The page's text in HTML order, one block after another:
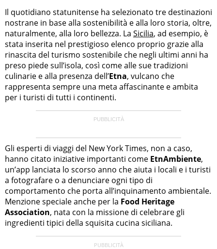
Il quotidiano statunitense ha selezionato tre destinazioni
nostrane in base alla sostenibilità e alla loro storia, oltre,
naturalmente, alla loro bellezza. La Sicilia, ad esempio, è
stata inserita nel prestigioso elenco proprio grazie alla
rinascita del turismo sostenibile che negli ultimi anni ha
preso piede sull’isola, così come alle sue tradizioni
culinarie e alla presenza dell’Etna, vulcano che
rappresenta sempre una meta affascinante e ambita
per i turisti di tutti i continenti.
Gli esperti di viaggi del New York Times, non a caso,
hanno citato iniziative importanti come EtnAmbiente,
un’app lanciata lo scorso anno che aiuta i locali e i turisti
a fotografare o a denunciare ogni tipo di
comportamento che porta all’inquinamento ambientale.
Menzione speciale anche per la Food Heritage
Association, nata con la missione di celebrare gli
ingredienti tipici della squisita cucina siciliana.